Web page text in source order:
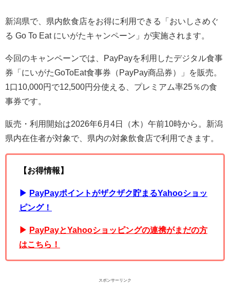
新潟県で、県内飲食店をお得に利用できる「おいしさめぐ
る Go To Eat にいがたキャンペーン」が実施されます。
今回のキャンペーンでは、PayPayを利用したデジタル食事
券「にいがたGoToEat食事券（PayPay商品券）」を販売。
1口10,000円で12,500円分使える、プレミアム率25％の食
事券です。
販売・利用開始は2026年6月4日（木）午前10時から。新潟
県内在住者が対象で、県内の対象飲食店で利用できます。
【お得情報】
▶︎ PayPayポイントがザクザク貯まるYahooショッ
ピング！
▶︎ PayPayとYahooショッピングの連携がまだの方
はこちら！
スポンサーリンク